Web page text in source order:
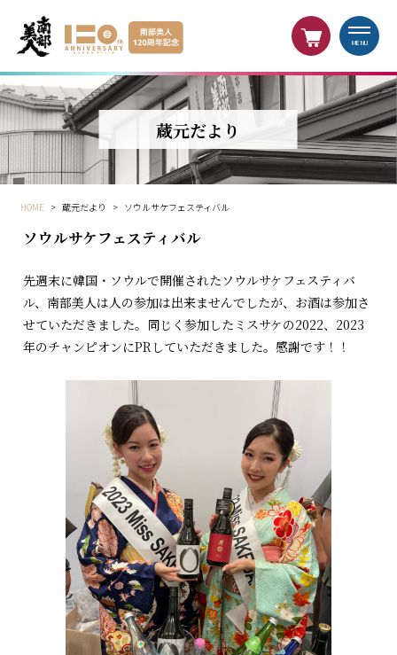
MENU
蔵元だより
HOME > 蔵元だより > ソウルサケフェスティバル
ソウルサケフェスティバル
先週末に韓国・ソウルで開催されたソウルサケフェスティバ
ル、南部美人は人の参加は出来ませんでしたが、お酒は参加さ
せていただきました。同じく参加したミスサケの2022、2023
年のチャンピオンにPRしていただきました。感謝です！！